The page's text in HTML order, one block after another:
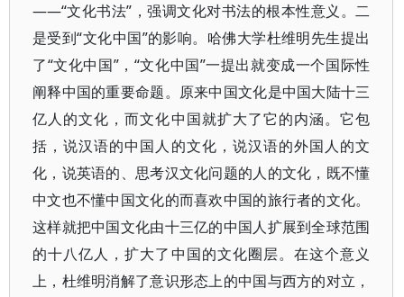
——“文化书法”，强调文化对书法的根本性意义。二
是受到“文化中国”的影响。哈佛大学杜维明先生提出
了“文化中国”，“文化中国”一提出就变成一个国际性
阐释中国的重要命题。原来中国文化是中国大陆十三
亿人的文化，而文化中国就扩大了它的内涵。它包
括，说汉语的中国人的文化，说汉语的外国人的文
化，说英语的、思考汉文化问题的人的文化，既不懂
中文也不懂中国文化的而喜欢中国的旅行者的文化。
这样就把中国文化由十三亿的中国人扩展到全球范围
的十八亿人，扩大了中国的文化圈层。在这个意义
上，杜维明消解了意识形态上的中国与西方的对立，